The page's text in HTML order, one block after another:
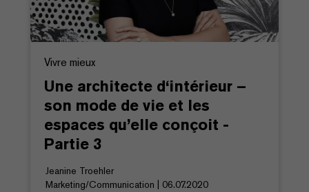
Vivre mieux
Une architecte d‘intérieur –
son mode de vie et les
espaces qu’elle conçoit -
Partie 3
Jeanine Troehler
Marketing/Communication | 06.07.2020